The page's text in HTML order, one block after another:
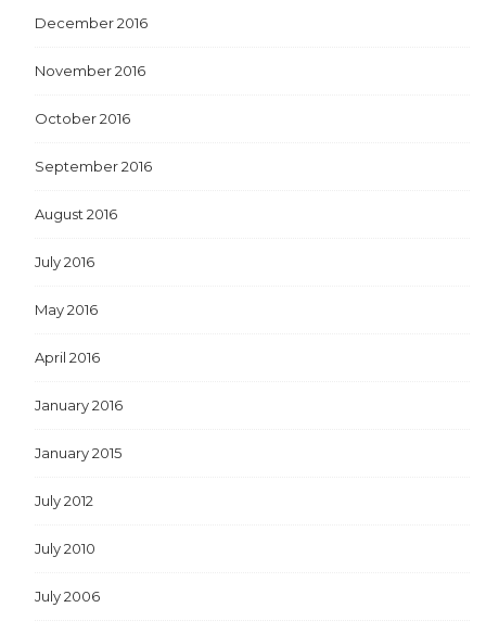
December 2016
November 2016
October 2016
September 2016
August 2016
July 2016
May 2016
April 2016
January 2016
January 2015
July 2012
July 2010
July 2006